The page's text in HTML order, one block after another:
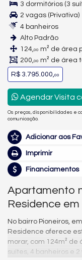
3 dormitórios (3
2 vagas (Privativa)
4 banheiros
Alto Padrão
124,00 m² de área
200,00 m² de área
R$ 3.795.000,00
Agendar Visita
Os preços, disponibilidades e
comunicação.
Adicionar aos
Imprimir
Financiamentos
Apartamento
Residence
No bairro Pioneiros,
Residence oferece
morar, com 124m² de
suítes, 4 banheiros e